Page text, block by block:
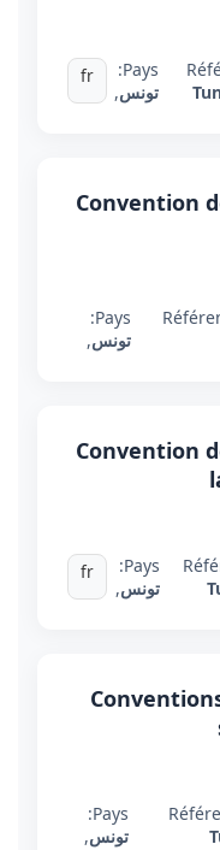
Pays:
تونس,
fr
Convention
Pays:
تونس,
Convention
Pays:
تونس,
fr
Pays:
تونس,